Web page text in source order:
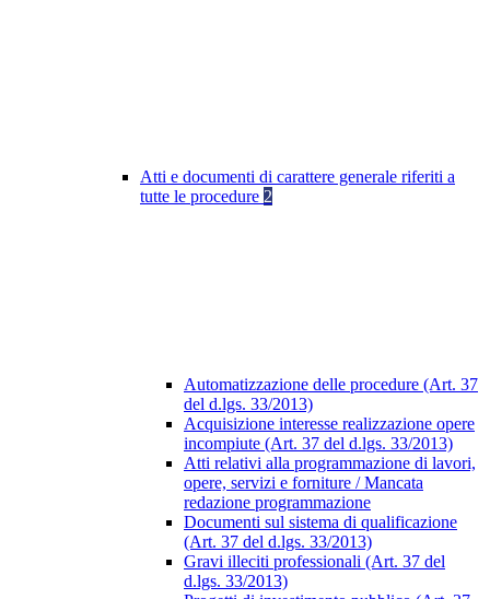
Atti e documenti di carattere generale riferiti a
tutte le procedure 2
Automatizzazione delle procedure (Art. 37
del d.lgs. 33/2013)
Acquisizione interesse realizzazione opere
incompiute (Art. 37 del d.lgs. 33/2013)
Atti relativi alla programmazione di lavori,
opere, servizi e forniture / Mancata
redazione programmazione
Documenti sul sistema di qualificazione
(Art. 37 del d.lgs. 33/2013)
Gravi illeciti professionali (Art. 37 del
d.lgs. 33/2013)